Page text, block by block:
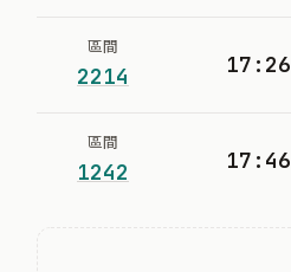
區間
2214 17:26
區間
1242 17:46